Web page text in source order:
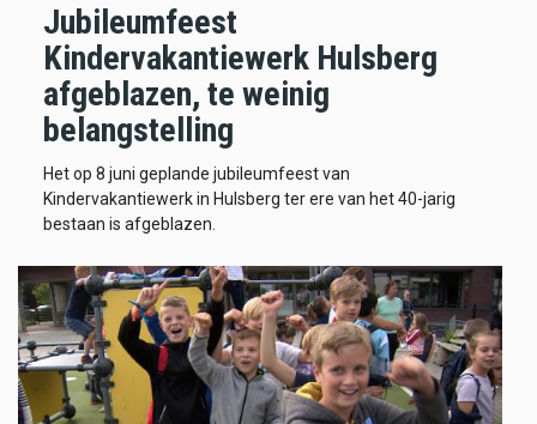
Jubileumfeest
Kindervakantiewerk Hulsberg
afgeblazen, te weinig
belangstelling
Het op 8 juni geplande jubileumfeest van
Kindervakantiewerk in Hulsberg ter ere van het 40-jarig
bestaan is afgeblazen.